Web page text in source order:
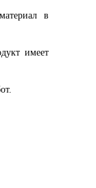
в
имеет